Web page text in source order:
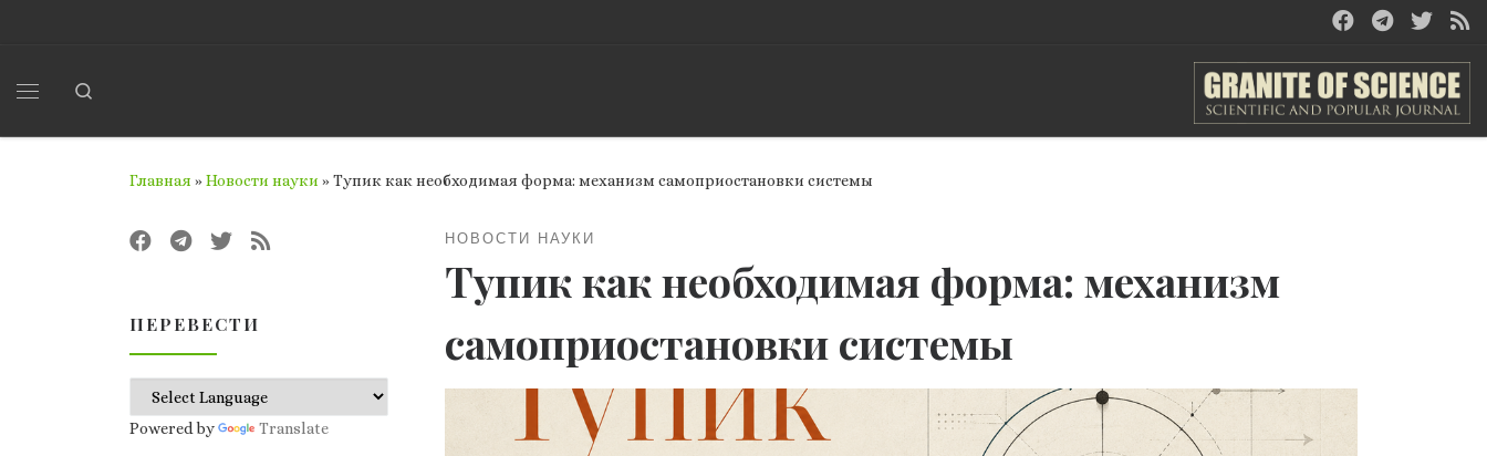
Главная »Новости науки »Тупик как необходимая форма: механизм самоприостановки системы
НОВОСТИ НАУКИ
Тупик как необходимая форма: механизм
самоприостановки системы
ПЕРЕВЕСТИ
Powered by Translate